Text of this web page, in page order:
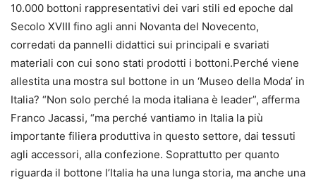
10.000 bottoni rappresentativi dei vari stili ed epoche dal
Secolo XVIII fino agli anni Novanta del Novecento,
corredati da pannelli didattici sui principali e svariati
materiali con cui sono stati prodotti i bottoni.Perché viene
allestita una mostra sul bottone in un ‘Museo della Moda’ in
Italia? “Non solo perché la moda italiana è leader”, afferma
Franco Jacassi, “ma perché vantiamo in Italia la più
importante filiera produttiva in questo settore, dai tessuti
agli accessori, alla confezione. Soprattutto per quanto
riguarda il bottone l’Italia ha una lunga storia, ma anche una